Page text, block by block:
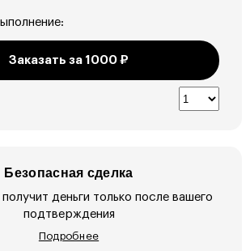
Заказать за 1000 ₽
Безопасная сделка
деньги только после вашего
подтверждения
Подробнее